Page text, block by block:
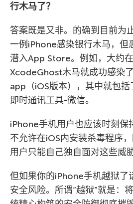
行木马了？
答案既是又非。的确到目前为
一例iPhone感染银行木马，但
潜入App Store。例如，大约在
XcodeGhost木马就成功感染
app（iOS版本），其中就包
即时通讯工具-微信。
iPhone手机用户也应该时刻保
不允许在iOS内安装杀毒程序，
用户只能自己独自面对这些威胁
但如果你的iPhone手机越狱了
安全风险。所谓”越狱”就是：